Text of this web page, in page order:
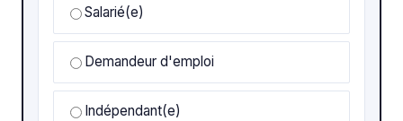
Salarié(e)
Demandeur d'emploi
Indépendant(e)